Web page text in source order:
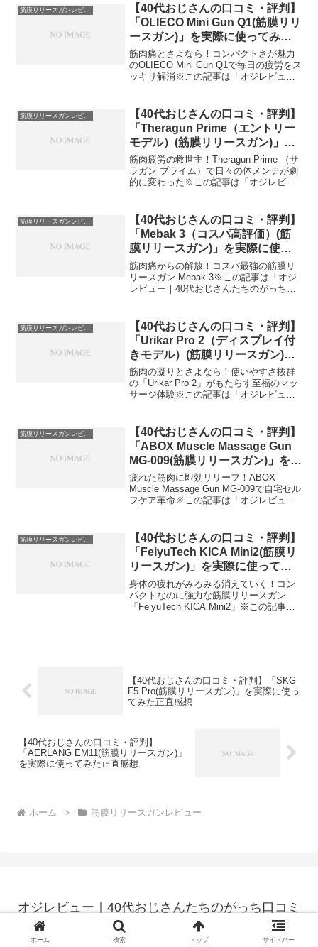
【40代おじさんの口コミ・評判】
「OLIECO Mini Gun Q1(筋膜リリ
ースガン)」を実際に使ってみた
正直感想
筋肉痛とさよなら！コンパクトさが魅力
のOLIECO Mini Gun Q1で毎日の疲労をス
ッキリ解消※この記事は「オジレビュー
の口コミ今日、編集部が紹介したいのが
「O...
筋膜リリースガンレビュー
【40代おじさんの口コミ・評判】
「Theragun Prime（エントリー
モデル）(筋膜リリースガン)」を
実際に使ってみた正直感想
筋肉疲労の救世主！Theragun Prime （サ
ラガン プライム）で日々の体メンテが劇
的に変わった※この記事は「オジレビュ
への口コミ今日、編集部が紹介したいの
が「...
筋膜リリースガンレビュー
【40代おじさんの口コミ・評判】
「Mebak 3（コスパ高評価）(筋
膜リリースガン)」を実際に使っ
てみた正直感想
筋肉痛からの解放！コスパ最強の筋膜リ
リースガン Mebak 3※この記事は「オジ
レビュー｜40代おじさんたちのがっち口
たいのが「Mebak 3 筋膜リリースガン」
です。...
【40代おじさんの口コミ・評判】
「Urikar Pro 2（ディスプレイ付
きモデル）(筋膜リリースガン)」
を実際に使ってみた正直感想
筋肉の凝りとさよなら！使いやすさ抜群
の「Urikar Pro 2」がもたらす至福のマッ
サージ体験※この記事は「オジレビュー
の口コミ今日、編集部が紹介したいのが
「Uri...
筋膜リリースガンレビュー
【40代おじさんの口コミ・評判】
「ABOX Muscle Massage Gun
MG-009(筋膜リリースガン)」を実
際に使ってみた正直感想
疲れた筋肉に即効リリーフ！ABOX
Muscle Massage Gun MG-009で自宅セル
フケア革命※この記事は「オジレビュー
の口コミ今日、編集部が紹介したいの...
筋膜リリースガンレビュー
【40代おじさんの口コミ・評判】
「FeiyuTech KICA Mini2(筋膜リ
リースガン)」を実際に使ってみ
た正直感想
身体の疲れがみるみる消えていく！コン
パクトなのに強力な筋膜リリースガン
「FeiyuTech KICA Mini2」※この記事は
【40代おじさんの口コミ・評判】「SKG
F5 Pro(筋膜リリースガン)」を実際に使っ
てみた正直感想
【40代おじさんの口コミ・評判】
「AERLANG EM11(筋膜リリースガン)」
を実際に使ってみた正直感想
ホーム 筋膜リリースガンレビュー
オジレビュー｜40代おじさんたちのがっち口コミ
© 2023 オジレビュー｜40代おじさんたちのがっち口コミ.
ホーム 検索 トップ サイドバー